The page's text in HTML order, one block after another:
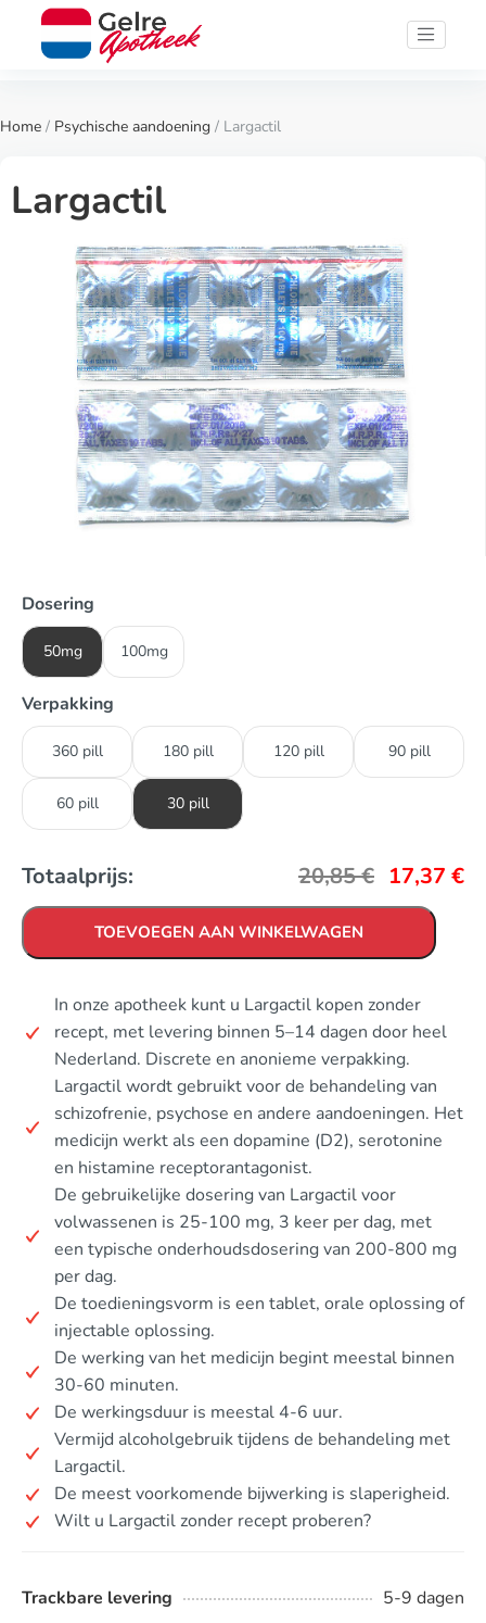
Home / Psychische aandoening / Largactil
Largactil
Dosering
50mg 100mg
Verpakking
360 pill 180 pill 120 pill 90 pill
60 pill 30 pill
Totaalprijs: 20,85€ 17,37 €
TOEVOEGEN AAN WINKELWAGEN
In onze apotheek kunt u Largactil kopen zonder
recept, met levering binnen 5–14 dagen door heel
Nederland. Discrete en anonieme verpakking.
Largactil wordt gebruikt voor de behandeling van
schizofrenie, psychose en andere aandoeningen. Het
medicijn werkt als een dopamine (D2), serotonine
en histamine receptorantagonist.
De gebruikelijke dosering van Largactil voor
volwassenen is 25-100 mg, 3 keer per dag, met
een typische onderhoudsdosering van 200-800 mg
per dag.
De toedieningsvorm is een tablet, orale oplossing of
injectable oplossing.
De werking van het medicijn begint meestal binnen
30-60 minuten.
De werkingsduur is meestal 4-6 uur.
Vermijd alcoholgebruik tijdens de behandeling met
Largactil.
De meest voorkomende bijwerking is slaperigheid.
Wilt u Largactil zonder recept proberen?
Trackbare levering 5-9 dagen